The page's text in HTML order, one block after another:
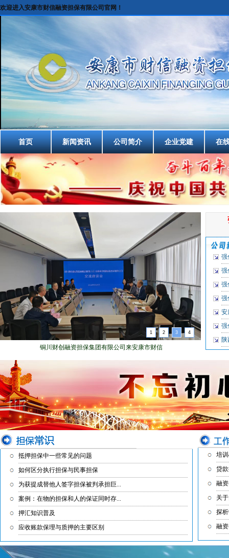
欢迎进入安康市财信融资担保有限公司官网！
首页 新闻资讯 公司简介 企业党建 在
1 2 3 4
强
强
强
强
安
强
抵押担保中一些常见的问题
如何区分执行担保与民事担保
为获提成替他人签字担保被判承担巨...
案例：在物的担保和人的保证同时存...
押汇知识普及
应收账款保理与质押的主要区别
培
贷
融
关
探
融